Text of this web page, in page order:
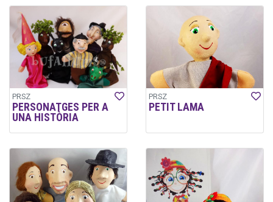
PRSZ
PERSONATGES PER A
UNA HISTÒRIA
PRSZ
PETIT LAMA